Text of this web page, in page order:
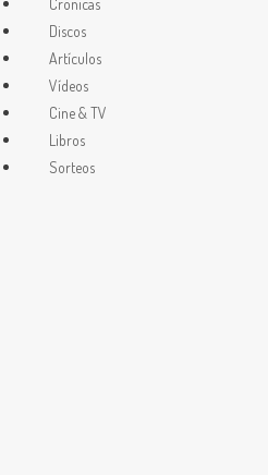
Crónicas
Discos
Artículos
Vídeos
Cine & TV
Libros
Sorteos